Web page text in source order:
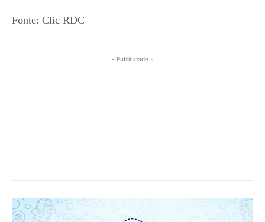
Fonte: Clic RDC
- Publicidade -